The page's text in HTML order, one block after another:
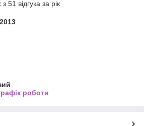
51 відгука за рік
роботи